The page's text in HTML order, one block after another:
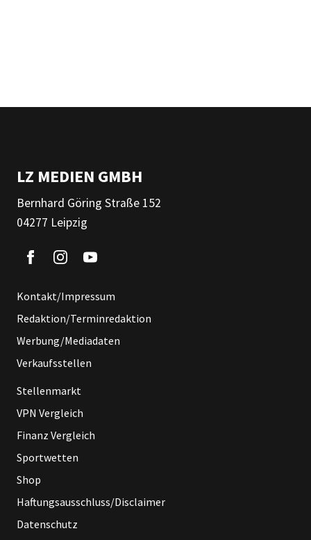
LZ MEDIEN GMBH
Bernhard Göring Straße 152
04277 Leipzig
Kontakt/Impressum
Redaktion/Terminredaktion
Werbung/Mediadaten
Verkaufsstellen
Stellenmarkt
VPN Vergleich
Finanz Vergleich
Sportwetten
Shop
Haftungsausschluss/Disclaimer
Datenschutz